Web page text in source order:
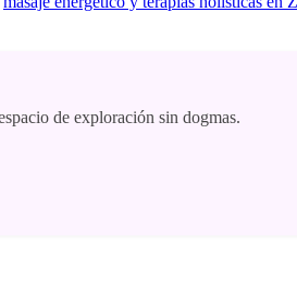
de exploración sin dogmas.